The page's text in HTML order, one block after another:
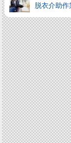
脱衣介助作